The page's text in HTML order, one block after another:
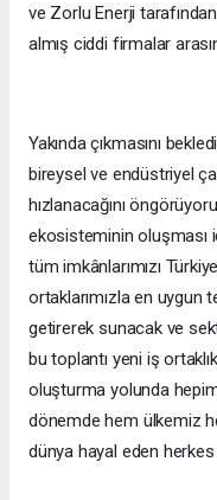
ve Zorlu Enerji
almış ciddi firmalar
Yakında çıkmasını
bireysel ve endüstriyel
hızlanacağını
ekosisteminin oluşması
tüm imkânlarımızı
ortaklarımızla en uygun
getirerek sunacak ve
bu toplantı yeni iş
oluşturma yolunda
dönemde hem ülkemiz
dünya hayal eden herkes